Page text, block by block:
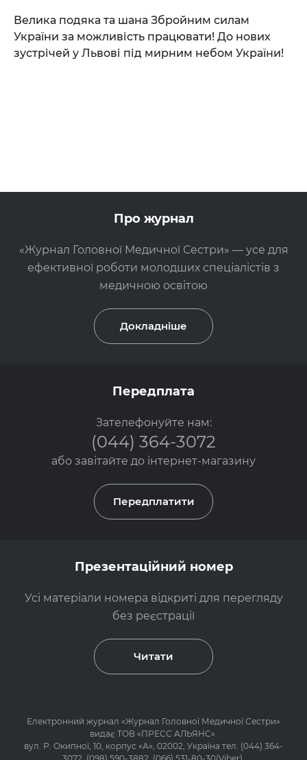
Велика подяка та шана Збройним силам
України за можливість працювати! До нових
зустрічей у Львові під мирним небом України!
Про журнал
«Журнал Головної Медичної Сестри» — усе для
ефективної роботи молодших спеціалістів з
медичною освітою
Докладніше
Передплата
Зателефонуйте нам:
(044) 364-3072
або завітайте до інтернет-магазину
Передплатити
Презентаційний номер
Усі матеріали номера відкриті для перегляду
без реєстрації
Читати
Електронний журнал «Журнал Головної Медичної Сестри»
видає ТОВ «ПРЕСС АЛЬЯНС».
вул. Р. Окипної, 10, корпус «А», 02002, Україна тел. (044) 364-